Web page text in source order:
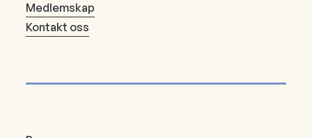
Medlemskap
Kontakt oss